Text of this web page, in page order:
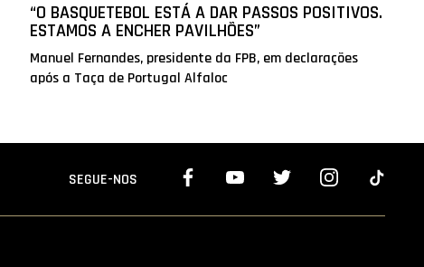
“O BASQUETEBOL ESTÁ A DAR PASSOS POSITIVOS.
ESTAMOS A ENCHER PAVILHÕES”
Manuel Fernandes, presidente da FPB, em declarações
após a Taça de Portugal Alfaloc
SEGUE-NOS